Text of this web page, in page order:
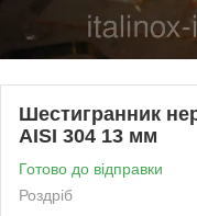
Шестигранник
AISI 304 13 мм
Готово до відправки
Роздріб